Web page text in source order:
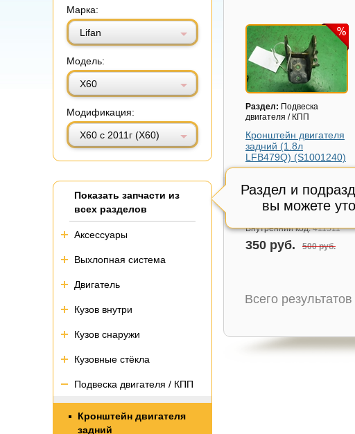
Марка:
Lifan
Модель:
Х60
Модификация:
X60 с 2011г (Х60)
Раздел и
вы можете
Показать запчасти из
всех разделов
Аксессуары
Выхлопная система
Двигатель
Кузов внутри
Кузов снаружи
Кузовные стёкла
Подвеска двигателя / КПП
Кронштейн двигателя
задний
Раздел: Подвеска
двигателя / КПП
Кронштейн двигателя
задний (1.8л
LFB479Q) (S1001240)
2011г (Х60)
Артикул:
S1001240
Внутренний код:411511
350 руб. 500 руб.
Всего